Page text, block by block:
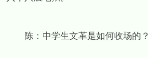
陈：中学生文革是如何收场的？